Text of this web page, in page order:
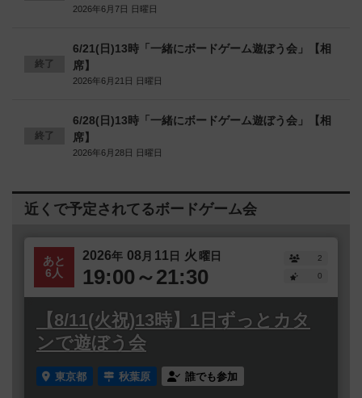
2026年6月7日 日曜日
終了
6/21(日)13時「一緒にボードゲーム遊ぼう会」【相
席】
2026年6月21日 日曜日
終了
6/28(日)13時「一緒にボードゲーム遊ぼう会」【相
席】
2026年6月28日 日曜日
近くで予定されてるボードゲーム会
あと
6人
2026年 08 月 11日 火 曜日
19:00～21:30
2
0
【8/11(火祝)13時】1日ずっとカタ
ンで遊ぼう会
東京都 秋葉原 誰でも参加